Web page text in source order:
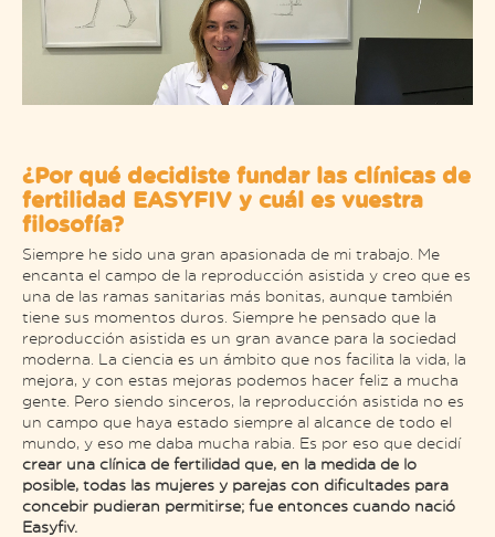
¿Por qué decidiste fundar las clínicas de
fertilidad EASYFIV y cuál es vuestra
filosofía?
Siempre he sido una gran apasionada de mi trabajo. Me
encanta el campo de la reproducción asistida y creo que es
una de las ramas sanitarias más bonitas, aunque también
tiene sus momentos duros. Siempre he pensado que la
reproducción asistida es un gran avance para la sociedad
moderna. La ciencia es un ámbito que nos facilita la vida, la
mejora, y con estas mejoras podemos hacer feliz a mucha
gente. Pero siendo sinceros, la reproducción asistida no es
un campo que haya estado siempre al alcance de todo el
mundo, y eso me daba mucha rabia. Es por eso que decidí
crear una clínica de fertilidad que, en la medida de lo
posible, todas las mujeres y parejas con dificultades para
concebir pudieran permitirse; fue entonces cuando nació
Easyfiv.